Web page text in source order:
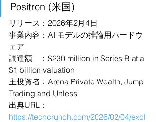
Positron (米国)
リリース：2026年2月4日
事業内容：AI モデルの推論用ハードウ
ェア
調達額　：$230 million in Series B at a
$1 billion valuation
主投資者：Arena Private Wealth, Jump
Trading and Unless
出典URL：
https://techcrunch.com/2026/02/04/excl